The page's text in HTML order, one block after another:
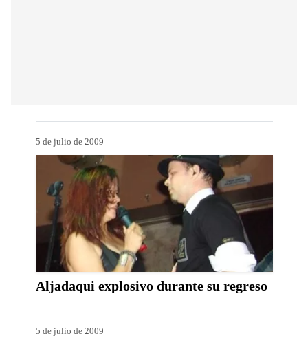
5 de julio de 2009
Aljadaqui explosivo durante su regreso
5 de julio de 2009